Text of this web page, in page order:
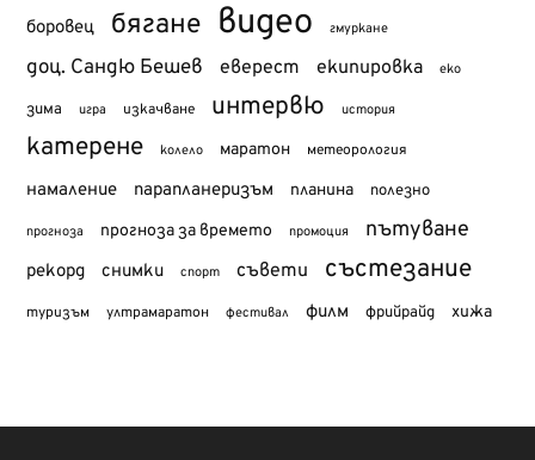
боровец бягане видео гмуркане
доц. Сандю Бешев еверест екипировка еко
зима игра изкачване интервю история
катерене колело маратон метеорология
намаление парапланеризъм планина полезно
прогноза прогноза за времето промоция пътуване
рекорд снимки спорт съвети състезание
туризъм ултрамаратон фестивал филм фрийрайд хижа